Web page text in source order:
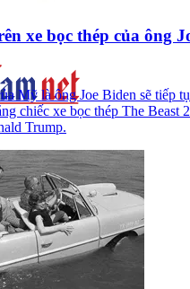
xe bọc thép của ông
Mỹ là ông Joe Biden sẽ tiếp
chiếc xe bọc thép The Beast
Trump.